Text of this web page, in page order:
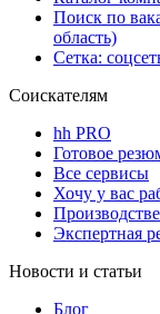
Поиск по
область)
Сетка:
Соискателям
hh PRO
Готовое
Все сервисы
Хочу у вас
Экспертная
Новости и статьи
Блог